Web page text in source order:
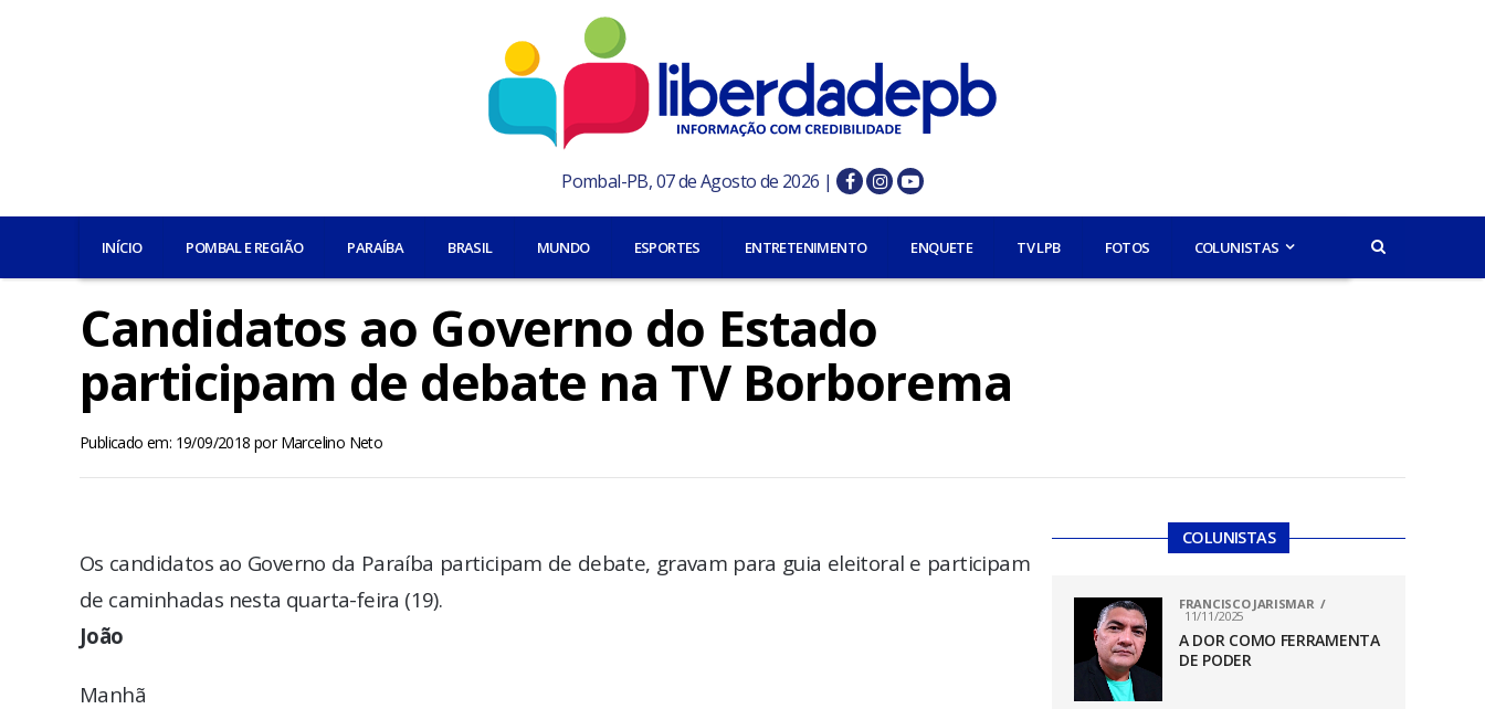
Pombal-PB, 07 de Agosto de 2026 |
INÍCIO POMBAL E REGIÃO PARAÍBA BRASIL MUNDO ESPORTES ENTRETENIMENTO ENQUETE TV LPB FOTOS COLUNISTAS
Candidatos ao Governo do Estado
participam de debate na TV Borborema
Publicado em: 19/09/2018 porMarcelino Neto
Os candidatos ao Governo da Paraíba participam de debate, gravam para guia eleitoral e participam
de caminhadas nesta quarta-feira (19).
João
Manhã
COLUNISTAS
FRANCISCO JARISMAR
11/11/2025
A DOR COMO FERRAMENTA
DE PODER